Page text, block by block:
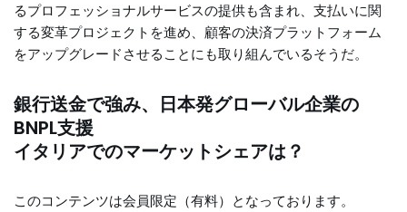
るプロフェッショナルサービスの提供も含まれ、支払いに関
する変革プロジェクトを進め、顧客の決済プラットフォーム
をアップグレードさせることにも取り組んでいるそうだ。
銀行送金で強み、日本発グローバル企業の
BNPL支援
イタリアでのマーケットシェアは？
このコンテンツは会員限定（有料）となっております。